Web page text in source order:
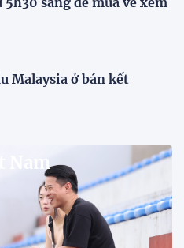
nhận diện thương hiệu và
giải bóng đá chuyên
mạo mới cho V.League